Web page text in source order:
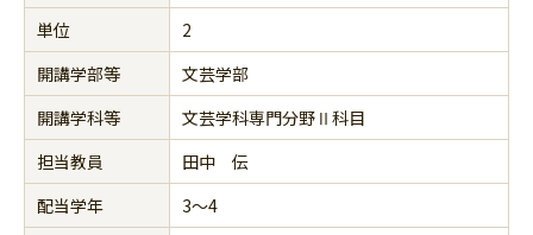
単位
2
開講学部等
文芸学部
開講学科等
文芸学科専門分野Ⅱ科目
担当教員
田中 伝
配当学年
3～4